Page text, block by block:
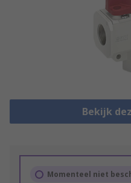
Bekijk
Momenteel niet